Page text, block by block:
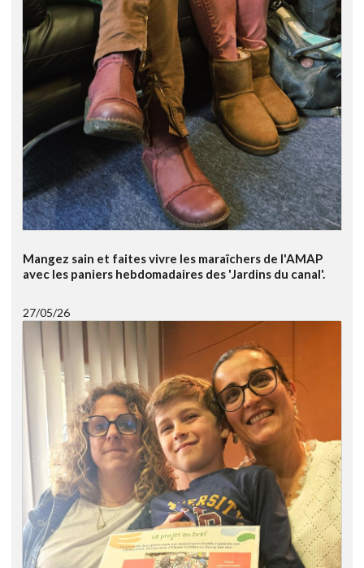
Mangez sain et faites vivre les maraîchers de l'AMAP
avec les paniers hebdomadaires des 'Jardins du canal'.
27/05/26